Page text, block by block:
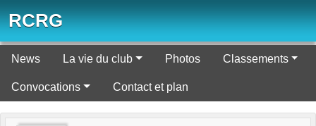
RCRG
News La vie du club Photos Classements
Convocations Contact et plan